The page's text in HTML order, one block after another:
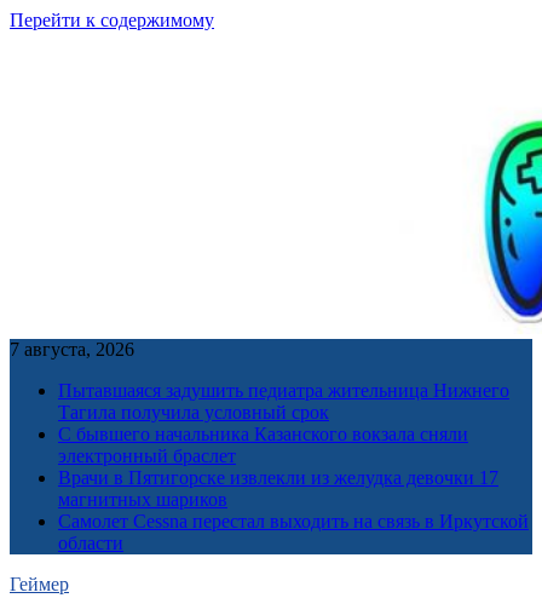
Перейти к содержимому
7 августа, 2026
Пытавшаяся задушить педиатра жительница Нижнего
Тагила получила условный срок
С бывшего начальника Казанского вокзала сняли
электронный браслет
Врачи в Пятигорске извлекли из желудка девочки 17
магнитных шариков
Самолет Cessna перестал выходить на связь в Иркутской
области
Геймер